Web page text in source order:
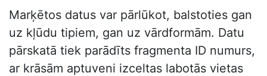
Marķētos datus var pārlūkot, balstoties gan
uz kļūdu tipiem, gan uz vārdformām. Datu
pārskatā tiek parādīts fragmenta ID numurs,
ar krāsām aptuveni izceltas labotās vietas